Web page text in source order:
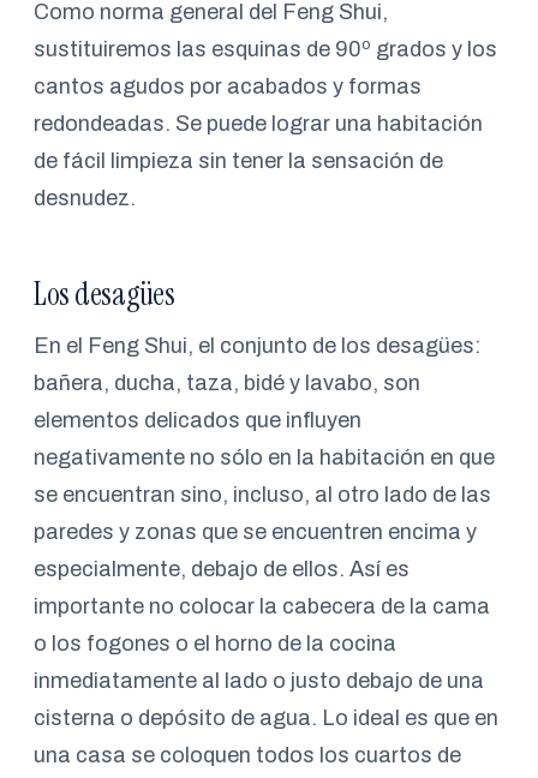
Como norma general del Feng Shui,
sustituiremos las esquinas de 90º grados y los
cantos agudos por acabados y formas
redondeadas. Se puede lograr una habitación
de fácil limpieza sin tener la sensación de
desnudez.
Los desagües
En el Feng Shui, el conjunto de los desagües:
bañera, ducha, taza, bidé y lavabo, son
elementos delicados que influyen
negativamente no sólo en la habitación en que
se encuentran sino, incluso, al otro lado de las
paredes y zonas que se encuentren encima y
especialmente, debajo de ellos. Así es
importante no colocar la cabecera de la cama
o los fogones o el horno de la cocina
inmediatamente al lado o justo debajo de una
cisterna o depósito de agua. Lo ideal es que en
una casa se coloquen todos los cuartos de